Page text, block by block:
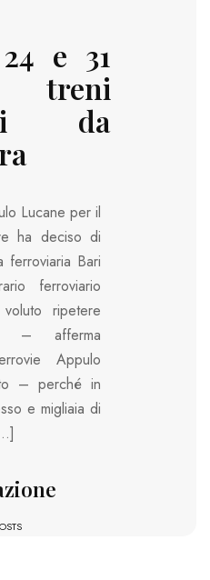
e 31
treni
da
Lucane per il
ha deciso di
ferroviaria Bari
ferroviario
voluto ripetere
– afferma
Appulo
– perché in
e migliaia di